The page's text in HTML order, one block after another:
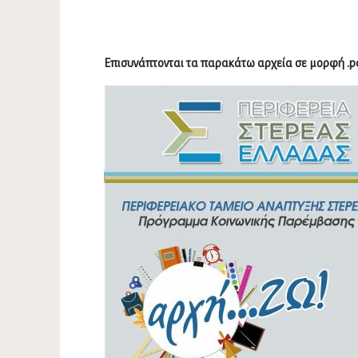
Επισυνάπτονται τα παρακάτω αρχεία σε μορφή